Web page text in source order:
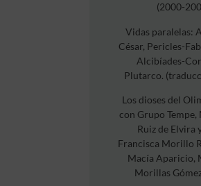
(2000-
Vidas paralelas:
César, Pericles-
Alcibíades-
Plutarco.
Los dioses del
con Grupo Tempe,
Ruiz de Elvira
Francisca Morillo
Macía Aparicio,
Morillas